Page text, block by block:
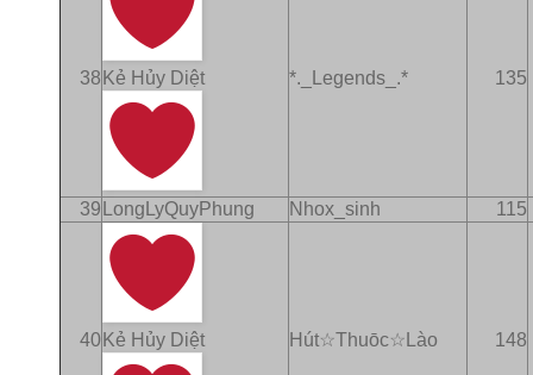
38 Kẻ Hủy Diệt *._Legends_.* 135
39 LongLyQuyPhung Nhox_sinh 115
40 Kẻ Hủy Diệt Hút☆Thuōc☆Lào 148